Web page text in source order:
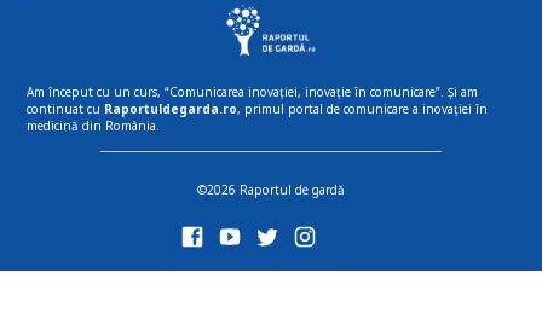
Am început cu un curs, “Comunicarea inovației, inovație în comunicare”. Și am
continuat cu Raportuldegarda.ro, primul portal de comunicare a inovației în
medicină din România.
©2026 Raportul de gardă